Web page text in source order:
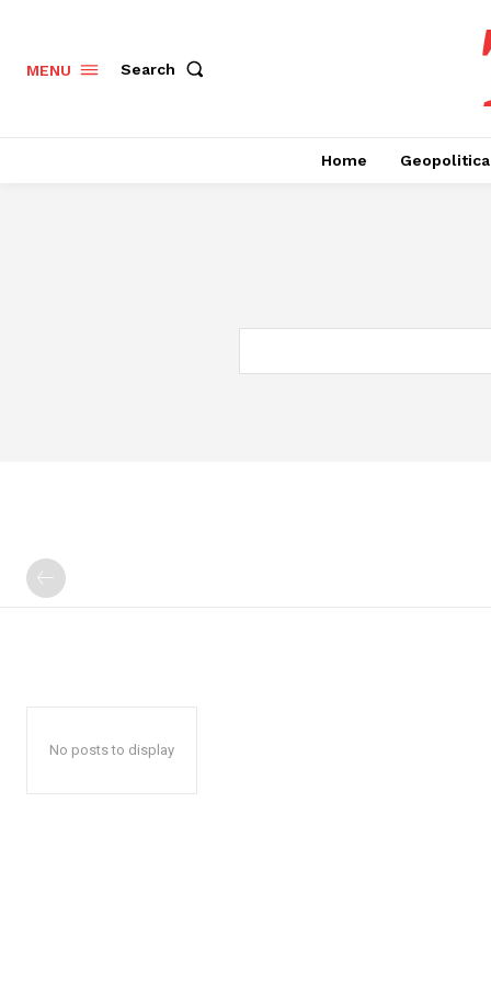
MENU Search
Home Geopolitica
No posts to display